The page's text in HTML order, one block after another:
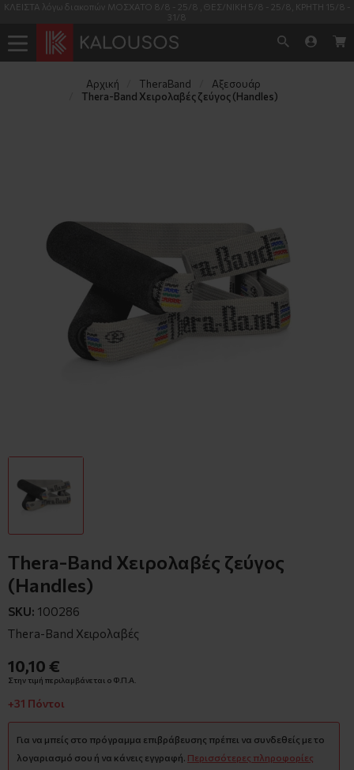
ΚΛΕΙΣΤΑ λόγω διακοπών ΜΟΣΧΑΤΟ 8/8 - 25/8 , ΘΕΣ/ΝΙΚΗ 5/8 - 25/8, ΚΡΗΤΗ 15/8 -
31/8
Αρχική TheraΒand
Αξεσουάρ
Thera-Band Χειρολαβές ζεύγος (Handles)
Thera-Band Χειρολαβές ζεύγος
(Handles)
SKU: 100286
Thera-Band Χειρολαβές
10,10 €
Στην τιμή περιλαμβάνεται ο Φ.Π.Α.
+31 Πόντοι
Για να μπείς στο πρόγραμμα επιβράβευσης πρέπει να συνδεθείς με το
λογαριασμό σου ή να κάνεις εγγραφή. Περισσότερες πληροφορίες